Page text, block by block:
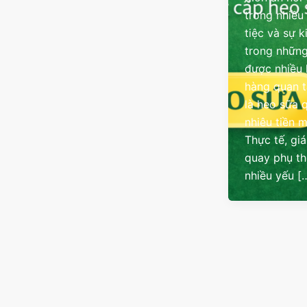
trong nhiều
tiệc và sự
trong
được nhiều
hàng quan
là heo sữa
nhiêu tiền
Thực tế,
quay phụ
nhiều yếu